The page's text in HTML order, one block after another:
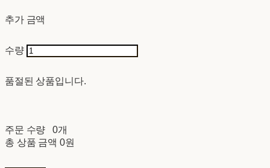
추가 금액
수량
품절된 상품입니다.
주문 수량
0개
총 상품 금액 0원